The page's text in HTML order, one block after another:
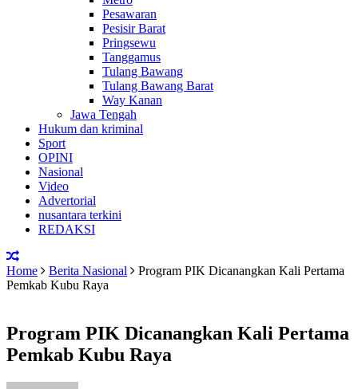
Pesawaran
Pesisir Barat
Pringsewu
Tanggamus
Tulang Bawang
Tulang Bawang Barat
Way Kanan
Jawa Tengah
Hukum dan kriminal
Sport
OPINI
Nasional
Video
Advertorial
nusantara terkini
REDAKSI
Home Berita Nasional
Program PIK Dicanangkan Kali Pertama
Pemkab Kubu Raya
Program PIK Dicanangkan Kali Pertama
Pemkab Kubu Raya